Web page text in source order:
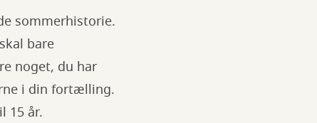
sommerhistorie.
bare
noget, du har
i din fortælling.
15 år.